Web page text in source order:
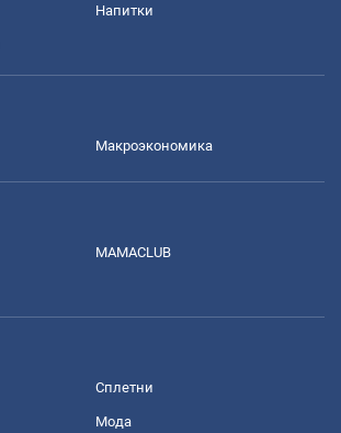
Напитки
Mакроэкономика
MAMACLUB
Сплетни
Мода